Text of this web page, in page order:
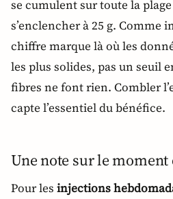
se cumulent sur toute la
s’enclencher à 25 g. Comme
chiffre marque là où les
les plus solides, pas un seuil
fibres ne font rien. Combler
capte l’essentiel du bénéfice.
Une note sur le moment
Pour les injections